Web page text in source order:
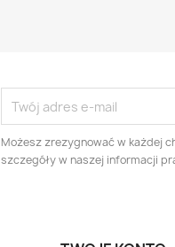
Możesz zrezygnować w każdej
szczegóły w naszej informacji